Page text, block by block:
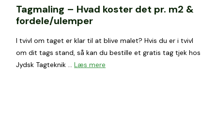
Tagmaling – Hvad koster det pr. m2 &
fordele/ulemper
I tvivl om taget er klar til at blive malet? Hvis du er i tvivl
om dit tags stand, så kan du bestille et gratis tag tjek hos
Jydsk Tagteknik … Læs mere